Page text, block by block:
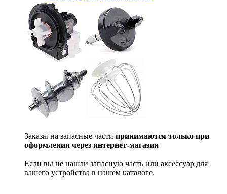
Заказы на запасные части принимаются только при
оформлении через интернет-магазин
Если вы не нашли запасную часть или аксессуар для
вашего устройства в нашем каталоге.